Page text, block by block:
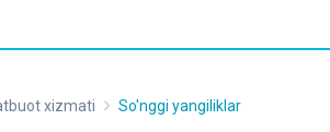
xizmati So'nggi yangiliklar